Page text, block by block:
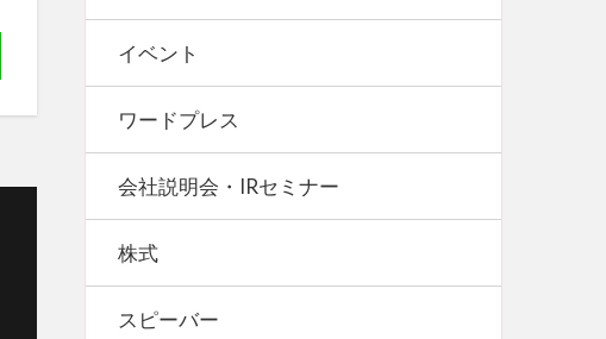
イベント
ワードプレス
会社説明会・IRセミナー
株式
スピーバー